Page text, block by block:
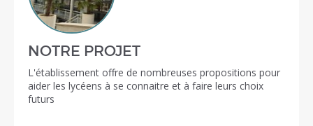
NOTRE PROJET
L'établissement offre de nombreuses propositions pour
aider les lycéens à se connaitre et à faire leurs choix
futurs